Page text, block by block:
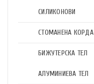
СИЛИКОНОВИ
СТОМАНЕНА КОРДА
БИЖУТЕРСКА ТЕЛ
АЛУМИНИЕВА ТЕЛ